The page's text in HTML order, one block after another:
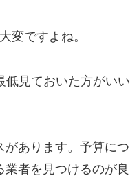
変ですよね。
低見ておいた方がいい
あります。予算につ
者を見つけるのが良